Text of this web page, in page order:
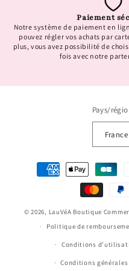
Paiement
Notre système de paiement en
pouvez régler vos achats par
plus, vous avez possibilité de
fois avec notre
Pays/
Moyens
© 2026, LauVéA Boutique
Politique de
Conditions
Conditions générales